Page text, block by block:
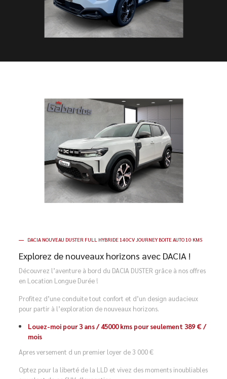
DACIA NOUVEAU DUSTER FULL HYBRIDE 140CV JOURNEY BOITE AUTO 10 KMS
Explorez de nouveaux horizons avec DACIA !
Découvrez l’aventure à bord du DACIA DUSTER grâce à nos offres
en Location Longue Durée !
Profitez d’une conduite tout confort et d’un design audacieux
pour partir à l’exploration de nouveaux horizons.
Louez-moi pour 3 ans / 45000 kms pour seulement 389 € /
mois
Apres versement d un premier loyer de 3 000 €
Optez pour la liberté de la LLD et vivez des moments inoubliables